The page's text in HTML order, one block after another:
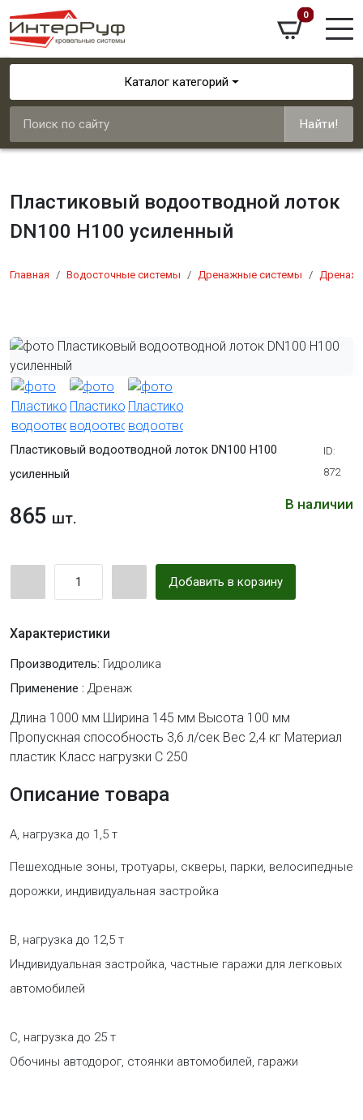
0
Каталог категорий
Найти!
Пластиковый водоотводной лоток
DN100 H100 усиленный
Главная Водосточные системы Дренажные системы
Пластиковый водоотводной лоток DN100 H100
усиленный
ID:
872
В наличии
865 шт.
Добавить в корзину
Характеристики
Производитель: Гидролика
Применение : Дренаж
Длина 1000 мм Ширина 145 мм Высота 100 мм
Пропускная способность 3,6 л/сек Вес 2,4 кг Материал
пластик Класс нагрузки С 250
Описание товара
A, нагрузка до 1,5 т
Пешеходные зоны, тротуары, скверы, парки, велосипедные
дорожки, индивидуальная застройка
B, нагрузка до 12,5 т
Индивидуальная застройка, частные гаражи для легковых
автомобилей
C, нагрузка до 25 т
Обочины автодорог, стоянки автомобилей, гаражи